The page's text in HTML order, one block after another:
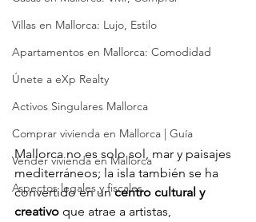
Villas en Mallorca: Lujo, Estilo
Apartamentos en Mallorca: Comodidad
Únete a eXp Realty
Activos Singulares Mallorca
Comprar vivienda en Mallorca | Guía
Vender vivienda en Mallorca
Aspectos legales y fiscales
Mallorca no es solo sol, mar y paisajes
mediterráneos; la isla también se ha
convertido en un centro cultural y
creativo que atrae a artistas,